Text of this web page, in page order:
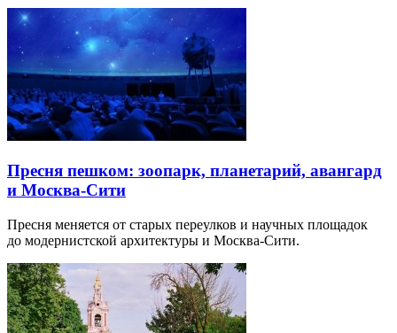
Пресня пешком: зоопарк, планетарий, авангард
и Москва-Сити
Пресня меняется от старых переулков и научных площадок
до модернистской архитектуры и Москва-Сити.